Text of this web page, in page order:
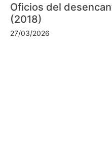
Oficios del
(2018)
27/03/2026